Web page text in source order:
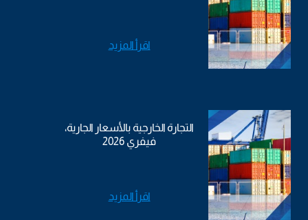
اقرأ المزيد
التجارة الخارجية بالأسعار الجارية،
فيفري 2026
اقرأ المزيد